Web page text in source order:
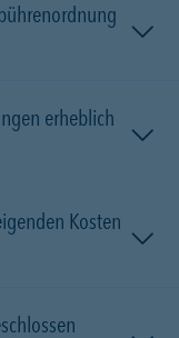
erheblich
Kosten